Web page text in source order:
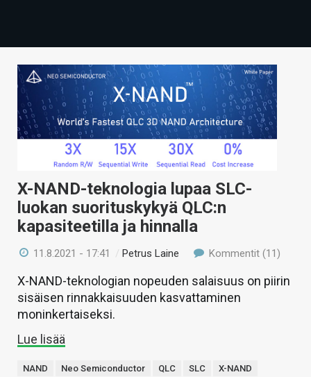
TECHBBS
TIETOA
HINTA.FI
KAUPPA
VAIHDA TEEMA
HAKU
X-NAND-teknologia lupaa SLC-
luokan suorituskykyä QLC:n
kapasiteetilla ja hinnalla
11.8.2021 - 17:41 /Petrus Laine Kommentit (11)
X-NAND-teknologian nopeuden salaisuus on piirin
sisäisen rinnakkaisuuden kasvattaminen
moninkertaiseksi.
Lue lisää
NAND Neo Semiconductor QLC SLC X-NAND